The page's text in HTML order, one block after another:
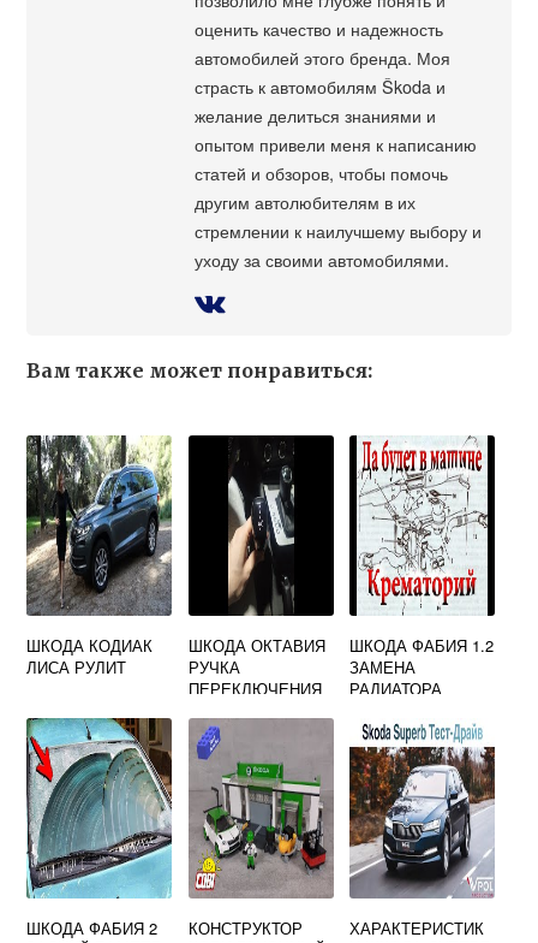
оценить качество и надежность
автомобилей этого бренда. Моя
страсть к автомобилям Škoda и
желание делиться знаниями и
опытом привели меня к написанию
статей и обзоров, чтобы помочь
другим автолюбителям в их
стремлении к наилучшему выбору и
уходу за своими автомобилями.
Вам также может понравиться:
ШКОДА КОДИАК
ЛИСА РУЛИТ
ШКОДА ОКТАВИЯ
РУЧКА
ПЕРЕКЛЮЧЕНИЯ
ШКОДА ФАБИЯ 1.2
ЗАМЕНА
РАДИАТОРА
ШКОДА ФАБИЯ 2
КОНСТРУКТОР
ХАРАКТЕРИСТИК